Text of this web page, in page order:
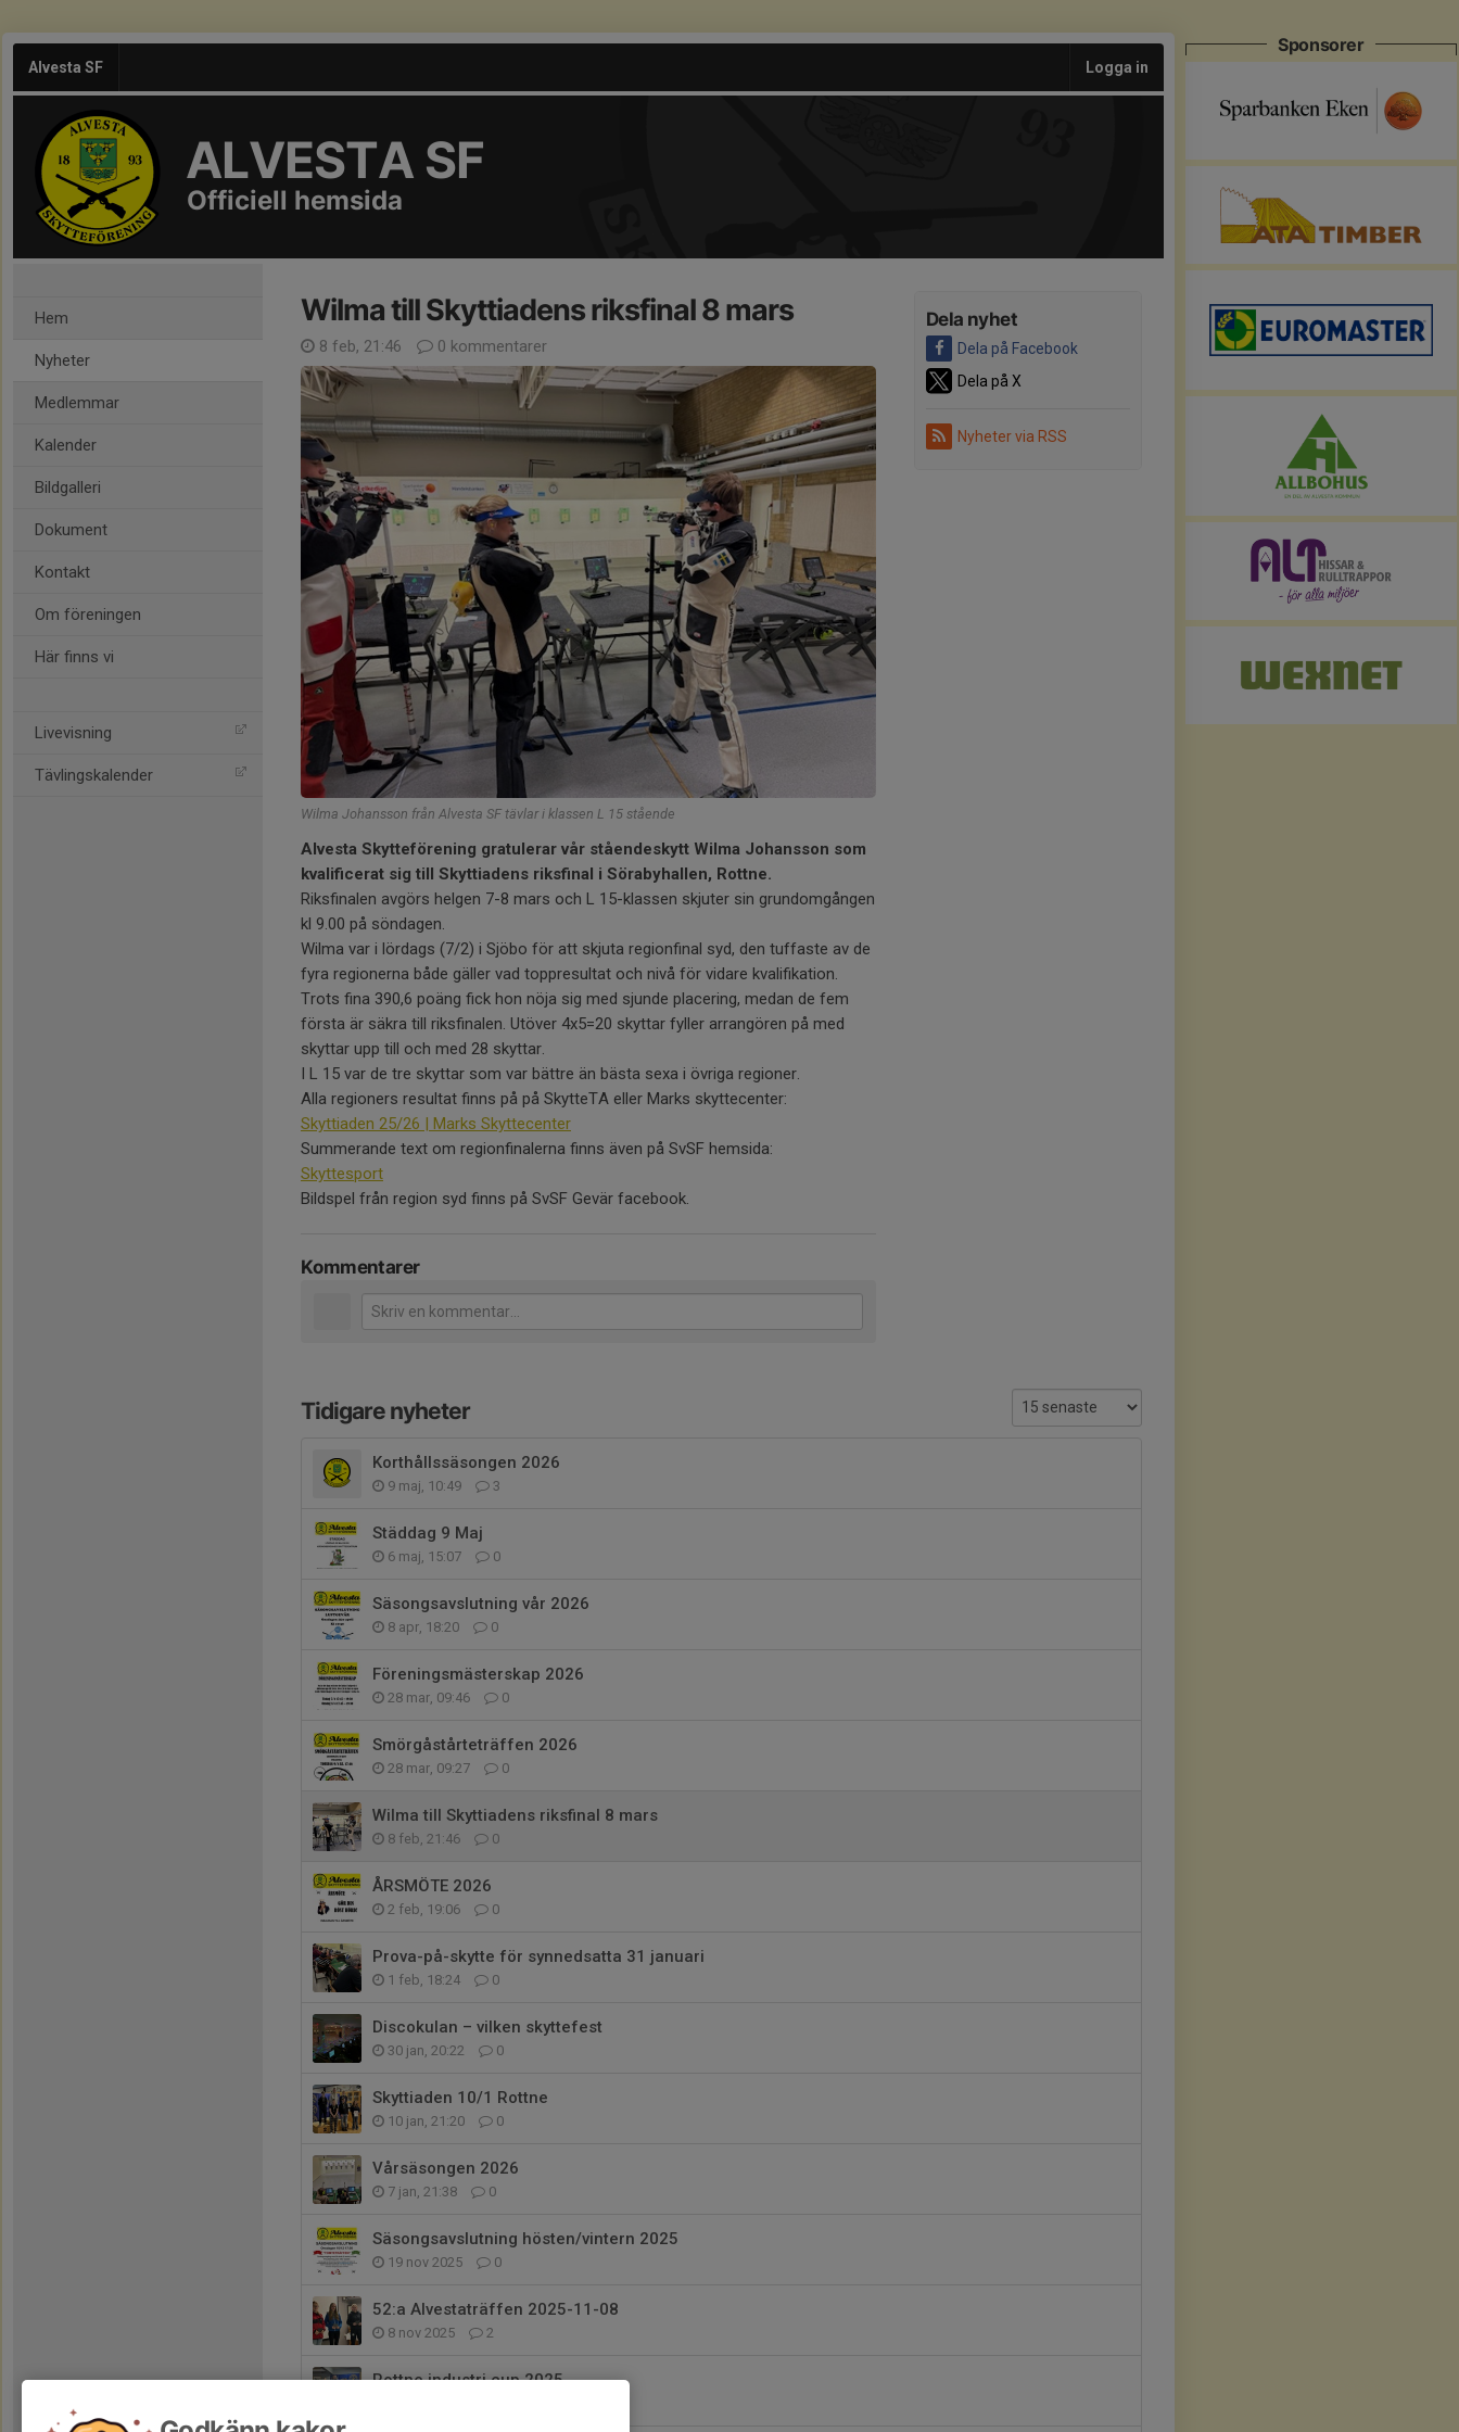
Alvesta SF Logga in
ALVESTA SF
Officiell hemsida
Hem
Nyheter
Medlemmar
Kalender
Bildgalleri
Dokument
Kontakt
Om föreningen
Här finns vi
Livevisning
Tävlingskalender
Dela nyhet
Dela på Facebook
Dela på X
Nyheter via RSS
Wilma till Skyttiadens riksfinal 8 mars
8 feb, 21:46 0 kommentarer
Wilma Johansson från Alvesta SF tävlar i klassen L 15 stående
Alvesta Skytteförening gratulerar vår ståendeskytt Wilma Johansson som
kvalificerat sig till Skyttiadens riksfinal i Sörabyhallen, Rottne.
Riksfinalen avgörs helgen 7-8 mars och L 15-klassen skjuter sin grundomgången
kl 9.00 på söndagen.
Wilma var i lördags (7/2) i Sjöbo för att skjuta regionfinal syd, den tuffaste av de
fyra regionerna både gäller vad toppresultat och nivå för vidare kvalifikation.
Trots fina 390,6 poäng fick hon nöja sig med sjunde placering, medan de fem
första är säkra till riksfinalen. Utöver 4x5=20 skyttar fyller arrangören på med
skyttar upp till och med 28 skyttar.
I L 15 var de tre skyttar som var bättre än bästa sexa i övriga regioner.
Alla regioners resultat finns på på SkytteTA eller Marks skyttecenter:
Skyttiaden 25/26 | Marks Skyttecenter
Summerande text om regionfinalerna finns även på SvSF hemsida:
Skyttesport
Bildspel från region syd finns på SvSF Gevär facebook.
Kommentarer
Tidigare nyheter
Korthållssäsongen 2026
9 maj, 10:49 3
Städdag 9 Maj
6 maj, 15:07 0
Säsongsavslutning vår 2026
8 apr, 18:20 0
Föreningsmästerskap 2026
28 mar, 09:46 0
Smörgåstårteträffen 2026
28 mar, 09:27 0
Wilma till Skyttiadens riksfinal 8 mars
8 feb, 21:46 0
ÅRSMÖTE 2026
2 feb, 19:06 0
Prova-på-skytte för synnedsatta 31 januari
1 feb, 18:24 0
Discokulan – vilken skyttefest
30 jan, 20:22 0
Skyttiaden 10/1 Rottne
10 jan, 21:20 0
Vårsäsongen 2026
7 jan, 21:38 0
Säsongsavslutning hösten/vintern 2025
19 nov 2025 0
52:a Alvestaträffen 2025-11-08
8 nov 2025 2
Rottne industri cup 2025
Sponsorer